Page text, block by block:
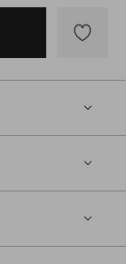
aan